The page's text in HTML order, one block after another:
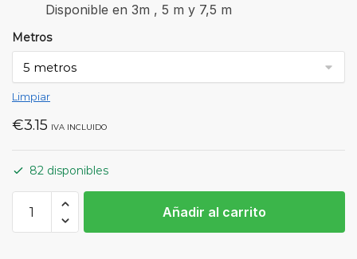
Disponible en 3m , 5 m y 7,5 m
Metros
Limpiar
€3.15 IVA INCLUIDO
82 disponibles
Flexómetro
Serecon
Añadir al carrito